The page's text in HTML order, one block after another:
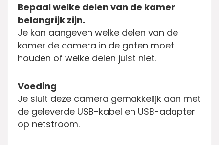
Bepaal welke delen van de kamer
belangrijk zijn.
Je kan aangeven welke delen van de
kamer de camera in de gaten moet
houden of welke delen juist niet.
Voeding
Je sluit deze camera gemakkelijk aan met
de geleverde USB-kabel en USB-adapter
op netstroom.